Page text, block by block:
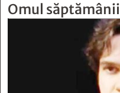
Omul săptămânii